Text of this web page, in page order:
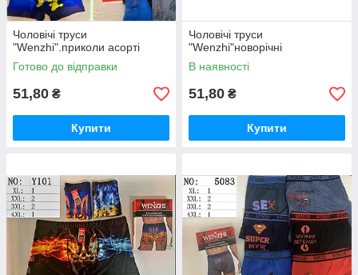
Чоловічі труси
"Wenzhi".приколи асорті
Готово до відправки
51,80 ₴
Купити
Чоловічі труси
"Wenzhi"новорічні
В наявності
51,80 ₴
Купити